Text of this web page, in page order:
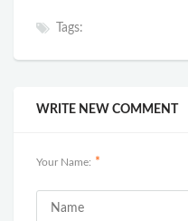
Tags:
WRITE NEW COMMENT
Your Name: *